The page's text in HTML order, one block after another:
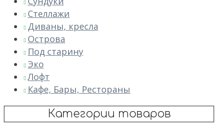
Стеллажи
Диваны, кресла
Острова
Под старину
Эко
Лофт
Кафе, Бары, Рестораны
Категории товаров